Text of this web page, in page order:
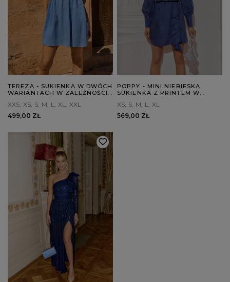
TEREZA - SUKIENKA W DWÓCH
WARIANTACH W ZALEŻNOŚCI
XXS XS S M L XL
XXL
499,00 ZŁ
POPPY - MINI NIEBIESKA
SUKIENKA Z PRINTEM W
XS S M L
XL
569,00 ZŁ